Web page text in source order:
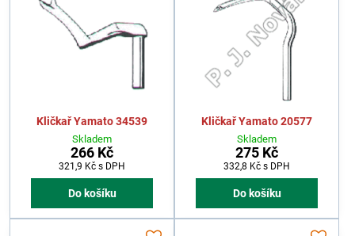
Kličkař Yamato 34539
Skladem
266 Kč
321,9 Kč s DPH
Do košíku
Kličkař Yamato 20577
Skladem
275 Kč
332,8 Kč s DPH
Do košíku